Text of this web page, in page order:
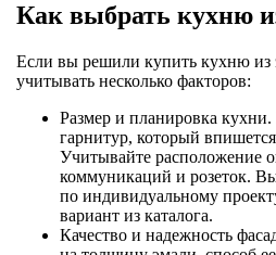
Как выбрать кухню
Если вы решили купить кухню из
учитывать несколько факторов:
Размер и планировка
гарнитур, который
Учитывайте расположение
коммуникаций и розеток.
по индивидуальному
вариант из каталога.
Качество и надежность